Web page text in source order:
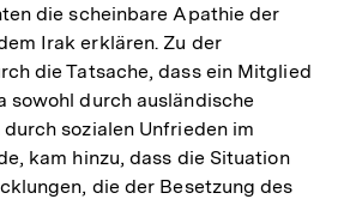
die scheinbare Apathie der
Irak erklären. Zu der
die Tatsache, dass ein Mitglied
sowohl durch ausländische
sozialen Unfrieden im
kam hinzu, dass die Situation
die der Besetzung des